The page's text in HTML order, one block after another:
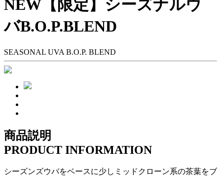
NEW【限定】シーズナルウ
バB.O.P.BLEND
SEASONAL UVA B.O.P. BLEND
商品説明
PRODUCT INFORMATION
シーズンズウバをベースに少しミッドクローン系の茶葉をブ